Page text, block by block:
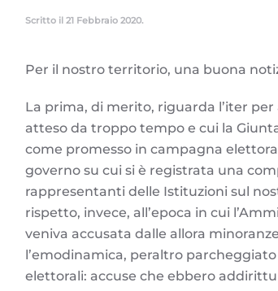
Scritto il 21 Febbraio 2020.
Per il nostro territorio, una buona
La prima, di merito, riguarda l’iter
atteso da troppo tempo e cui la
come promesso in campagna
governo su cui si è registrata una
rappresentanti delle Istituzioni sul
rispetto, invece, all’epoca in cui
veniva accusata dalle allora
l’emodinamica, peraltro
elettorali: accuse che ebbero